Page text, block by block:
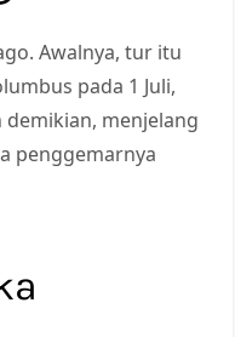
Awalnya, tur itu
pada 1 Juli,
menjelang
penggemarnya